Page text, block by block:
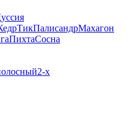
ТикПалисандрМахагон
ПихтаСосна
2-х